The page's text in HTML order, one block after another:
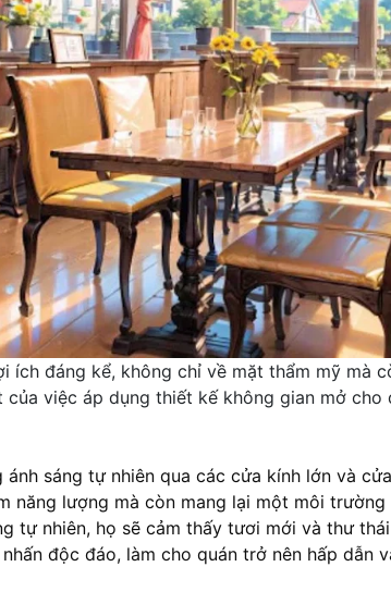
ích đáng kể, không chỉ về mặt thẩm mỹ mà
việc áp dụng thiết kế không gian mở cho
sáng tự nhiên qua các cửa kính lớn và
năng lượng mà còn mang lại một môi
tự nhiên, họ sẽ cảm thấy tươi mới và thư
độc đáo, làm cho quán trở nên hấp dẫn